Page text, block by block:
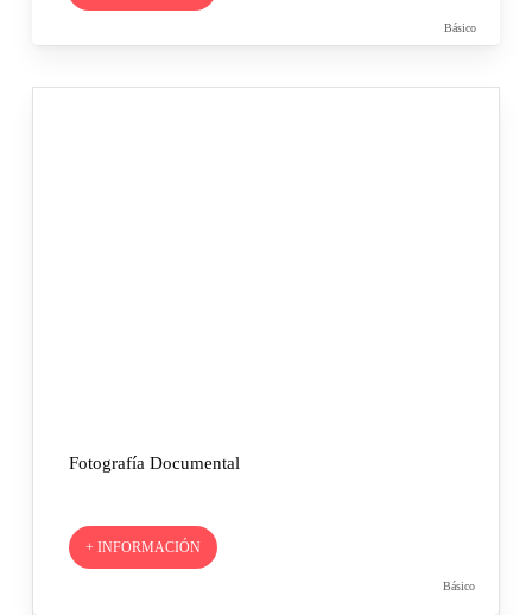
Básico
Fotografía Documental
+ INFORMACIÓN
Básico